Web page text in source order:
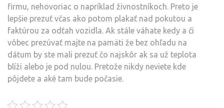
firmu, nehovoriac o napríklad živnostníkoch. Preto je
lepšie prezuť včas ako potom plakať nad pokutou a
faktúrou za odťah vozidla. Ak stále váhate kedy a či
vôbec prezúvať majte na pamäti že bez ohľadu na
dátum by ste mali prezuť čo najskôr ak sa už teplota
blíži alebo je pod nulou. Pretože nikdy neviete kde
pôjdete a aké tam bude počasie.